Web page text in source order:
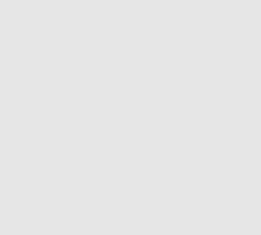
Holdings Inc. получила прибыль 8,5 млрд. тенге